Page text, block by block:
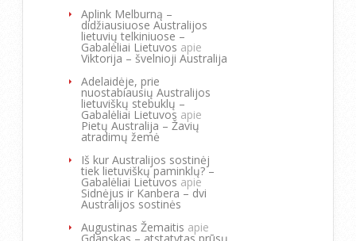
Aplink Melburną –
didžiausiuose Australijos
lietuvių telkiniuose –
Gabalėliai Lietuvos apie
Viktorija – švelnioji Australija
Adelaidėje, prie
nuostabiausių Australijos
lietuviškų stebuklų –
Gabalėliai Lietuvos apie
Pietų Australija – Žavių
atradimų žemė
Iš kur Australijos sostinėj
tiek lietuviškų paminklų? –
Gabalėliai Lietuvos apie
Sidnėjus ir Kanbera – dvi
Australijos sostinės
Augustinas Žemaitis apie